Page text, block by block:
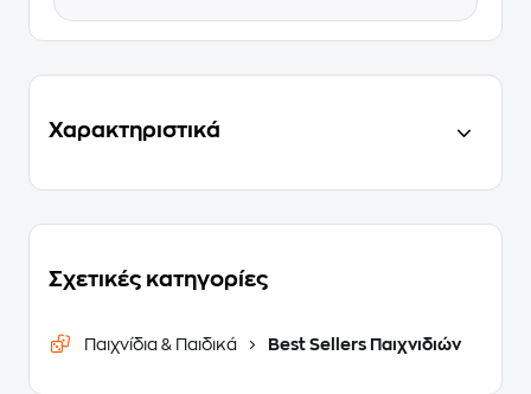
Χαρακτηριστικά
Σχετικές κατηγορίες
Παιχνίδια & Παιδικά Best Sellers Παιχνιδιών